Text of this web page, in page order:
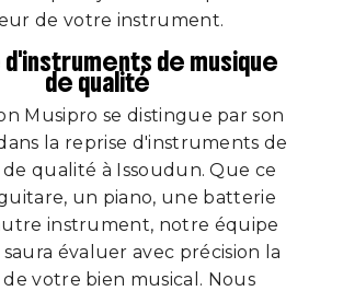
de votre instrument.
de musique
de qualité
Musipro se distingue par son
la reprise d'instruments de
qualité à Issoudun. Que ce
un piano, une batterie
instrument, notre équipe
évaluer avec précision la
votre bien musical. Nous